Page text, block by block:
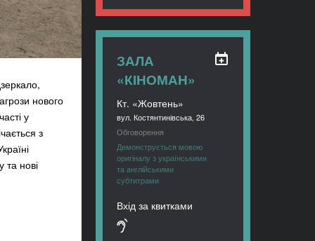
нового
у
з
та нові
ЗАЛА
«КІНОМАН»
Кт. «Жовтень»
вул. Костянтинівська, 26
Обговорення
Демонструється мовою
оригіналу з українськими
та англійськими
субтитрами
Вхід за квитками